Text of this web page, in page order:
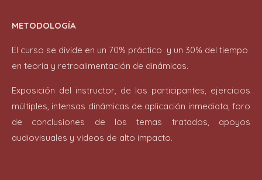
METODOLOGÍA
El curso se divide en un 70% práctico y un 30% del tiempo
en teoría y retroalimentación de dinámicas.
Exposición del instructor, de los participantes, ejercicios
múltiples, intensas dinámicas de aplicación inmediata, foro
de conclusiones de los temas tratados, apoyos
audiovisuales y videos de alto impacto.